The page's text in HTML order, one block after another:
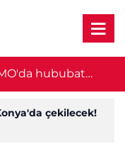
hububat
çekilecek!